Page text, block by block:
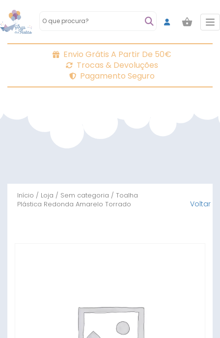
Envio Grátis A Partir De 50€
Trocas & Devoluções
Pagamento Seguro
Início / Loja / Sem categoria / Toalha
Plástica Redonda Amarelo Torrado
Voltar